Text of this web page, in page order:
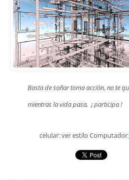
Basta de soñar toma acción,no te
mientras la vida pasa, ¡participa !
celular: ver estilo Computador